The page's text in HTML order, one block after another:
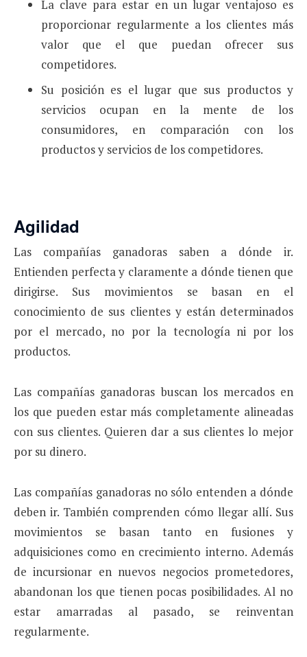
La clave para estar en un lugar ventajoso es
propor­cionar regularmente a los clientes más
valor que el que puedan ofrecer sus
competidores.
Su posición es el lugar que sus productos y
servicios ocupan en la mente de los
consumidores, en compara­ción con los
productos y servicios de los competidores.
Agilidad
Las compañías ganadoras saben a dónde ir.
Entienden perfecta y claramente a dónde tienen que
dirigirse. Sus mo­vimientos se basan en el
conocimiento de sus clientes y están determinados
por el mercado, no por la tecnología ni por los
productos.
Las compañías ganadoras buscan los mercados en
los que pueden estar más completamente alineadas
con sus clientes. Quieren dar a sus clientes lo mejor
por su dinero.
Las compañías ganadoras no sólo entenden a dónde
de­ben ir. También comprenden cómo llegar allí. Sus
mo­vimientos se basan tanto en fusiones y
adquisiciones como en crecimiento interno. Además
de incursionar en nuevos negocios prometedores,
abandonan los que tienen pocas posibilidades. Al no
estar amarradas al pasado, se reinven­tan
regularmente.